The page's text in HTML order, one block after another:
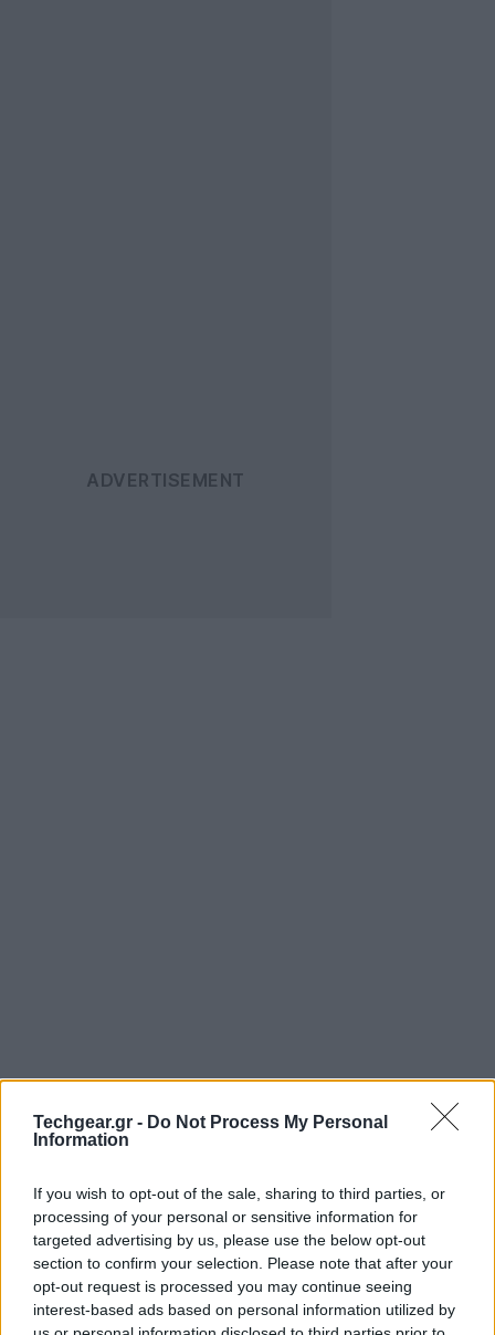
Techgear.gr - Do Not Process My Personal
Information
If you wish to opt-out of the sale, sharing to third parties, or
processing of your personal or sensitive information for
targeted advertising by us, please use the below opt-out
section to confirm your selection. Please note that after your
opt-out request is processed you may continue seeing
interest-based ads based on personal information utilized by
Οι φήμες για τοποθέτηση οθονών
iPad) φαίνεται ότι δεν απέχουν και πολύ από την
πραγματικότητα, αφού κατά τη διάρκεια της έκθεσης
Display Taiwan 2011, η ομάδα της ιστοσελίδας Netbook
News εντόπισε ένα 1ης γενιάςiPadμε οθόνη 3D από
την κατασκευάστρια CPT! Μπορείτε να δείτε